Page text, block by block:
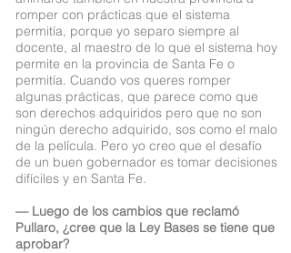
romper con prácticas que el sistema
permitía, porque yo separo siempre al
docente, al maestro de lo que el sistema hoy
permite en la provincia de Santa Fe o
permitía. Cuando vos queres romper
algunas prácticas, que parece como que
son derechos adquiridos pero que no son
ningún derecho adquirido, sos como el malo
de la película. Pero yo creo que el desafío
de un buen gobernador es tomar decisiones
difíciles y en Santa Fe.
— Luego de los cambios que reclamó
Pullaro, ¿cree que la Ley Bases se tiene que
aprobar?